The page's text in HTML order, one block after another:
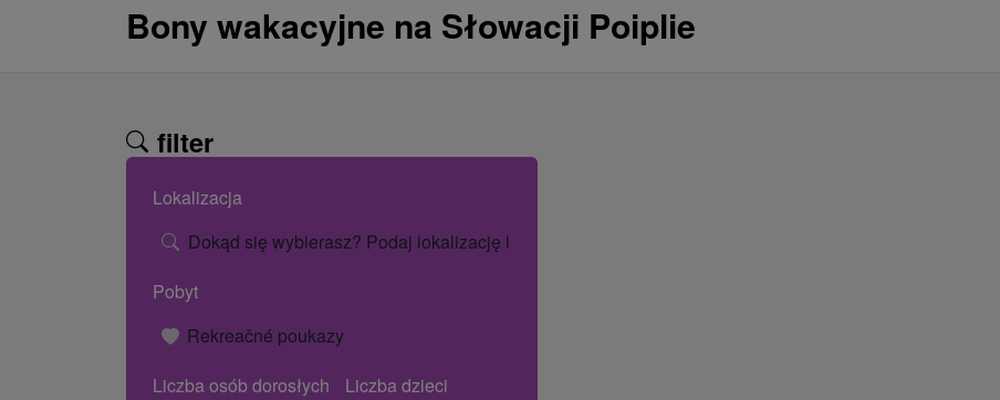
Bony wakacyjne na Słowacji Poiplie
filter
Lokalizacja
Dokąd się wybierasz? Podaj lokalizację lub nazwę hotelu.
Pobyt
Rekreačné poukazy
Liczba osób dorosłych
Liczba dzieci